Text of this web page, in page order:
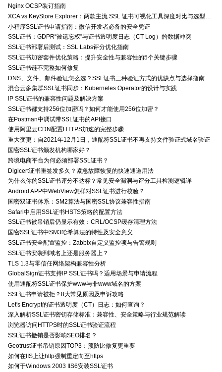
Nginx OCSP装订指南
XCA vs KeyStore Explorer：两款主流 SSL 证书可视化工具深度对比与选型指南
小程序SSL证书申请指南：微信开发者必备的安全凭证
SSL证书：GDPR“被遗忘权”与证书透明度日志（CT Log）的数据冲突
SSL证书部署后测试：SSL Labs评分优化指南
SSL证书加密套件优化策略：提升安全性与兼容性的5个关键步骤
SSL证书链不完整如何修复
DNS、文件、邮件验证怎么选？SSL证书三种验证方式的优缺点与选择指南
混合云多集群SSL证书同步：Kubernetes Operator的设计与实践
IP SSL证书的兼容性问题及解决方案
SSL证书都支持256位加密吗？如何才能使用256位加密？
在Postman中调试带SSL证书的API接口
使用阿里云CDN配置HTTPS加速的完整步骤
重大变更：自2021年12月1日，通配符SSL证书不再支持文件验证式域名验证
国密SSL证书颁发机构哪家好？
跨境电商平台为何必须部署SSL证书？
Digicert证书重签发多久？紧急故障恢复的快速通道用法
为什么你的SSL证书评分不达标？常见安全漏洞与评分工具检测逻辑详
Android APP中WebView怎样对SSL证书进行校验？
国密双证书体系：SM2算法与国密SSL协议兼容性指南
Safari中启用SSL证书HSTS策略的配置方法
SSL证书被吊销后仍显示有效：CRL/OCSP缓存清理方法
国密SSL证书中SM3哈希算法的特性及安全意义
SSL证书安全配置监控：Zabbix自定义监控项与告警规则
SSL证书安装到域名上还是服务器上？
TLS 1.3与零信任网络架构兼容性分析
GlobalSign证书支持IP SSL证书吗？适用场景与申请流程
使用通配符SSL证书保护www与非www域名的方案
SSL证书申请被拒？8大常见原因及申诉攻略
Let's Encrypt的证书透明度（CT）日志：如何查询？
深入解析SSL证书密钥存储标准：兼容性、安全策略与行业规范解读
浏览器访问HTTPS时的SSL证书验证流程
SSL证书撤销是否影响SEO排名？
Geotrust证书吊销原因TOP3：预防比修复更重要
如何在IIS上让http强制重定向至https
如何于Windows 2003 IIS6安装SSL证书